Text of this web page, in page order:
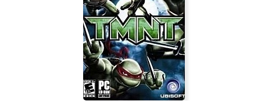
Счастливая островная жизнь